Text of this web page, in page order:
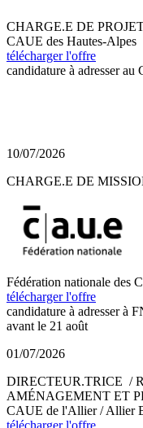
CHARGE.E DE
CAUE des Hautes-Alpes
télécharger l'offre
candidature à adresser
10/07/2026
CHARGE.E DE
Fédération nationale des
télécharger l'offre
candidature à adresser à
avant le 21 août
01/07/2026
DIRECTEUR.TRICE /
AMÉNAGEMENT ET
CAUE de l'Allier / Allier
télécharger l'offre